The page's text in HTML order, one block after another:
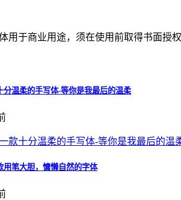
用于商业用途，须在使用前取得书面授
分温柔的手写体-等你是我最后的温柔
用笔大胆，慵懒自然的字体